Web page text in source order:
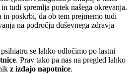
tudi spremlja potek našega okrevanja.
in poskrbi, da ob tem prejmemo tudi
na področju duševnega zdravja
se lahko odločimo po lastni
. Prav tako pa nas na pregled lahko
z izdajo napotnice.